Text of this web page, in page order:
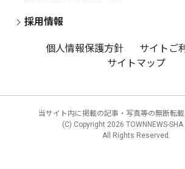
採用情報
個人情報保護方針
サイトご
サイトマップ
当サイト内に掲載の記事・写真等の無断転載
(C) Copyright 2026 TOWNNEWS-SHA
All Rights Reserved.